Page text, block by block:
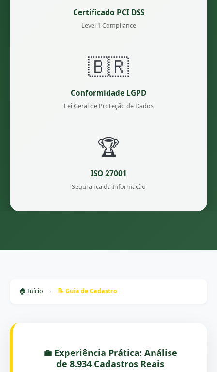
Certificado PCI DSS
Level 1 Compliance
🇧🇷
Conformidade LGPD
Lei Geral de Proteção de Dados
🏆
ISO 27001
Segurança da Informação
🏠 Início › 📝 Guia de Cadastro
💼 Experiência Prática: Análise
de 8.934 Cadastros Reais